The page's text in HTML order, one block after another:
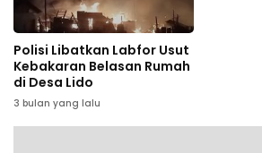
Polisi Libatkan Labfor Usut
Kebakaran Belasan Rumah
di Desa Lido
3 bulan yang lalu